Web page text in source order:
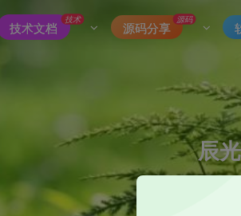
技术文档
技术
源码分享
源码
辰
优质的网